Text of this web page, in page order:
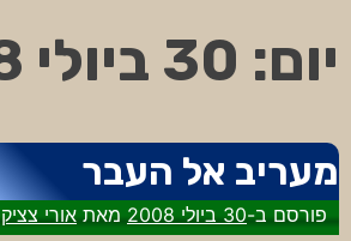
יום: 30 ביולי 2008
מעריב אל העבר
פורסם ב-30 ביולי 2008 מאתאורי צציק